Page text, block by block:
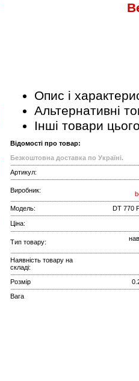
Опис і
Альтернативні
Інші товари
Відомості про товар:
Безкоштовна доставка по Україні.
Артикул:
Виробник:
Модель:
DT 770
Ціна:
Тип товару:
Наявність товару на
складі:
Розмір
Вага